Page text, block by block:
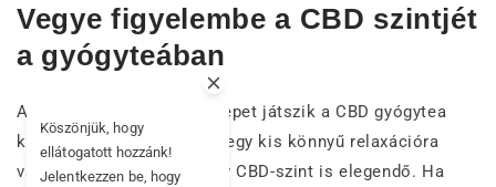
Vegye figyelembe a CBD szintjét
a gyógyteában
A CBD szintje fontos szerepet játszik a CBD gyógytea
kiválasztásában. Ha csak egy kis könnyű relaxációra
vágyik, akkor egy alacsony CBD-szint is elegendő. Ha
Köszönjük, hogy
ellátogatott hozzánk!
Jelentkezzen be, hogy